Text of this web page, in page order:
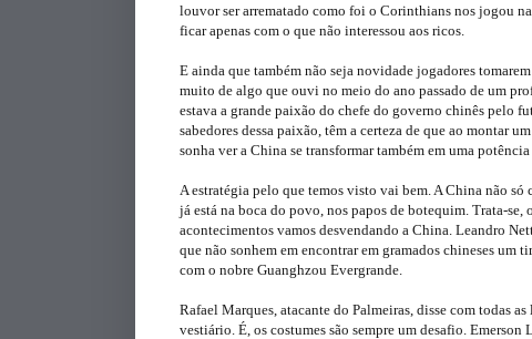
louvor ser arrematado como foi o Corinthians nos jogou
ficar apenas com o que não interessou aos ricos.
E ainda que também não seja novidade jogadores
muito de algo que ouvi no meio do ano passado de um
estava a grande paixão do chefe do governo chinês pelo
sabedores dessa paixão, têm a certeza de que ao montar
sonha ver a China se transformar também em uma
A estratégia pelo que temos visto vai bem. A China não só
já está na boca do povo, nos papos de botequim. Trata-
acontecimentos vamos desvendando a China. Leandro
que não sonhem em encontrar em gramados chineses um
com o nobre Guanghzou Evergrande.
Rafael Marques, atacante do Palmeiras, disse com todas
vestiário. É, os costumes são sempre um desafio.